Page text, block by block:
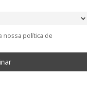
nossa política de